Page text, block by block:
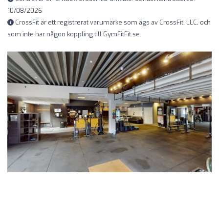
10/08/2026
CrossFit är ett registrerat varumärke som ägs av CrossFit, LLC, och
som inte har någon koppling till GymFitFit.se.